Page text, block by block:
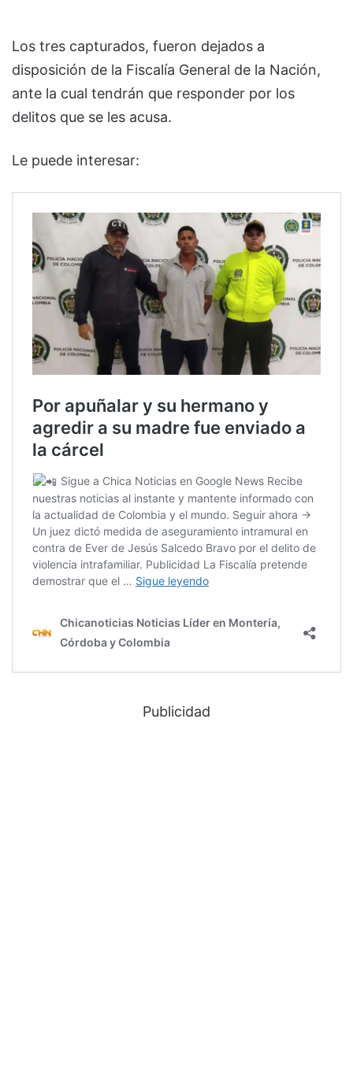
Los tres capturados, fueron dejados a
disposición de la Fiscalía General de la Nación,
ante la cual tendrán que responder por los
delitos que se les acusa.
Le puede interesar:
Publicidad